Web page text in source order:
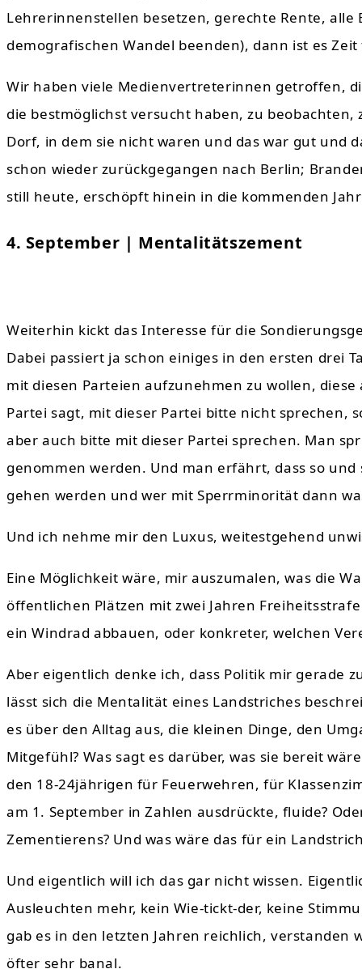
Lehrerinnenstellen besetzen, gerechte Rente,
demografischen Wandel beenden), dann ist es
Wir haben viele Medienvertreterinnen getroffen,
die bestmöglichst versucht haben, zu
Dorf, in dem sie nicht waren und das war gut und
schon wieder zurückgegangen nach Berlin;
still heute, erschöpft hinein in die kommenden
4. September | Mentalitätszement
Weiterhin kickt das Interesse für die
Dabei passiert ja schon einiges in den ersten drei
mit diesen Parteien aufzunehmen zu wollen,
Partei sagt, mit dieser Partei bitte nicht sprechen,
aber auch bitte mit dieser Partei sprechen. Man
genommen werden. Und man erfährt, dass so
gehen werden und wer mit Sperrminorität dann
Und ich nehme mir den Luxus, weitestgehend
Eine Möglichkeit wäre, mir auszumalen, was die
öffentlichen Plätzen mit zwei Jahren
ein Windrad abbauen, oder konkreter, welchen
Aber eigentlich denke ich, dass Politik mir gerade
lässt sich die Mentalität eines Landstriches
es über den Alltag aus, die kleinen Dinge, den
Mitgefühl? Was sagt es darüber, was sie bereit
den 18-24jährigen für Feuerwehren, für
am 1. September in Zahlen ausdrückte, fluide?
Zementierens? Und was wäre das für ein
Und eigentlich will ich das gar nicht wissen.
Ausleuchten mehr, kein Wie-tickt-der, keine
gab es in den letzten Jahren reichlich, verstanden
öfter sehr banal.